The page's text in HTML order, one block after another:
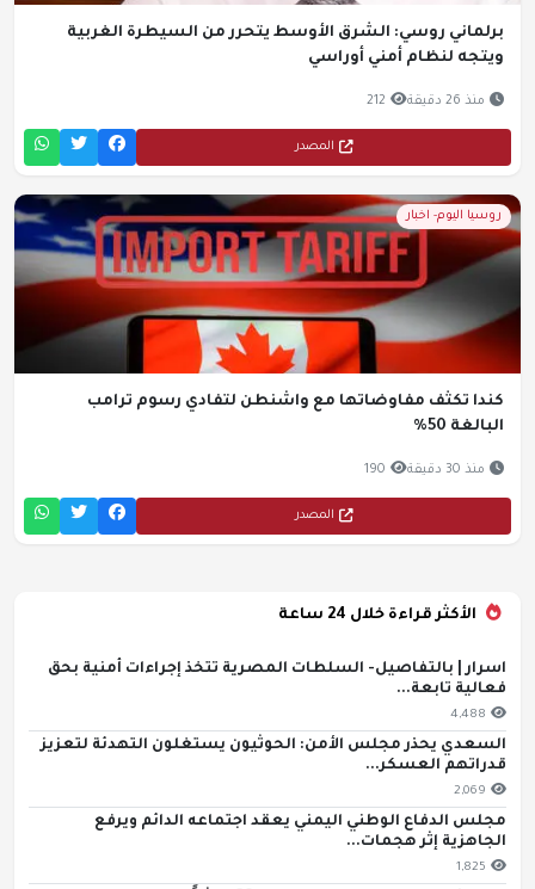
برلماني روسي: الشرق الأوسط يتحرر من السيطرة الغربية
ويتجه لنظام أمني أوراسي
منذ 26 دقيقة 212
المصدر
روسيا اليوم- اخبار
كندا تكثف مفاوضاتها مع واشنطن لتفادي رسوم ترامب
البالغة 50%
منذ 30 دقيقة 190
المصدر
الأكثر قراءة خلال 24 ساعة
اسرار | بالتفاصيل- السلطات المصرية تتخذ إجراءات أمنية بحق
فعالية تابعة...
4,488
السعدي يحذر مجلس الأمن: الحوثيون يستغلون التهدئة لتعزيز
قدراتهم العسكر...
2,069
مجلس الدفاع الوطني اليمني يعقد اجتماعه الدائم ويرفع
الجاهزية إثر هجمات...
1,825